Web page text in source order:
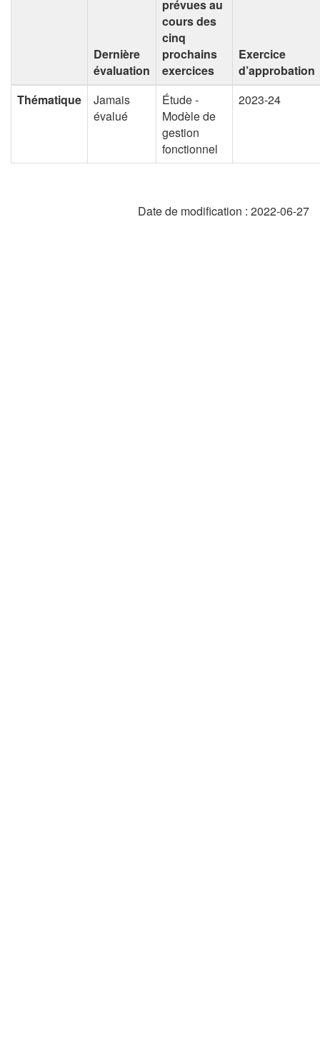
Dernière
évaluation
prévues au
cours des
cinq
prochains
exercices
Exercice
d’approbation
Thématique
Jamais
évalué
Étude -
Modèle de
gestion
fonctionnel
2023-24
Date de modification : 2022-06-27